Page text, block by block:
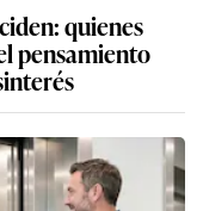
quienes
pensamiento